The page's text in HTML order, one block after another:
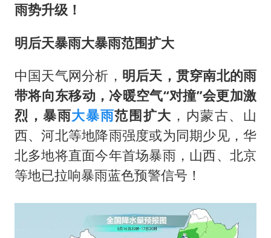
雨势升级！
明后天暴雨大暴雨范围扩大
中国天气网分析， 明后天，贯穿南北的雨
带将向东移动，冷暖空气“对撞”会更加激
烈，暴雨大暴雨范围扩大 ，内蒙古、山
西、河北等地降雨强度或为同期少见，华
北多地将直面今年首场暴雨，山西、北京
等地已拉响暴雨蓝色预警信号！